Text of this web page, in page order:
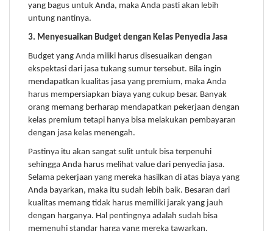
yang bagus untuk Anda, maka Anda pasti akan lebih
untung nantinya.
3. Menyesuaikan Budget dengan Kelas Penyedia Jasa
Budget yang Anda miliki harus disesuaikan dengan
ekspektasi dari jasa tukang sumur tersebut. Bila ingin
mendapatkan kualitas jasa yang premium, maka Anda
harus mempersiapkan biaya yang cukup besar. Banyak
orang memang berharap mendapatkan pekerjaan dengan
kelas premium tetapi hanya bisa melakukan pembayaran
dengan jasa kelas menengah.
Pastinya itu akan sangat sulit untuk bisa terpenuhi
sehingga Anda harus melihat value dari penyedia jasa.
Selama pekerjaan yang mereka hasilkan di atas biaya yang
Anda bayarkan, maka itu sudah lebih baik. Besaran dari
kualitas memang tidak harus memiliki jarak yang jauh
dengan harganya. Hal pentingnya adalah sudah bisa
memenuhi standar harga yang mereka tawarkan.